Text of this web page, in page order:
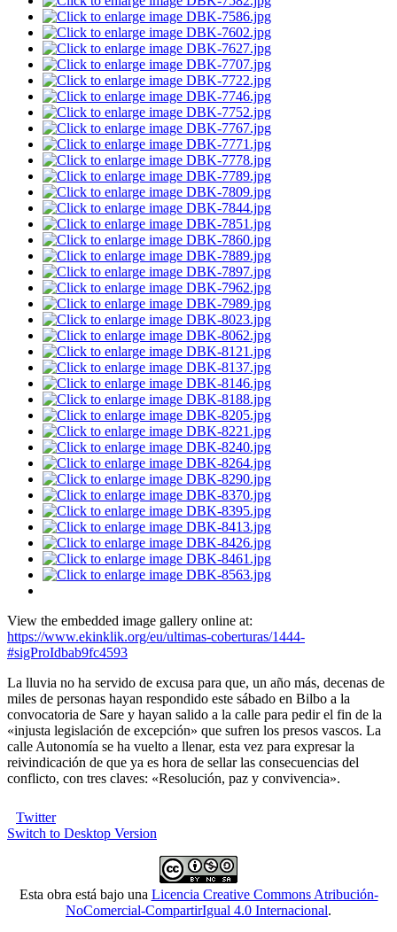
View the embedded image gallery online at:
https://www.ekinklik.org/eu/ultimas-coberturas/1444-
#sigProIdbab9fc4593
La lluvia no ha servido de excusa para que, un año más, decenas de
miles de personas hayan respondido este sábado en Bilbo a la
convocatoria de Sare y hayan salido a la calle para pedir el fin de la
«injusta legislación de excepción» que sufren los presos vascos. La
calle Autonomía se ha vuelto a llenar, esta vez para expresar la
reivindicación de que ya es hora de sellar las consecuencias del
conflicto, con tres claves: «Resolución, paz y convivencia».
Twitter
Switch to Desktop Version
Esta obra está bajo una Licencia Creative Commons Atribución-
NoComercial-CompartirIgual 4.0 Internacional.